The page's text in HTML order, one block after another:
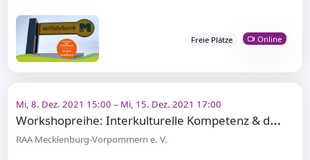
Freie Plätze Online
Mi, 8. Dez. 2021 15:00 – Mi, 15. Dez. 2021 17:00
W
orkshopreihe: Interkulturelle Kompetenz & deutsch-polnisches Leben
RAA Mecklenburg-Vorpommern e. V.